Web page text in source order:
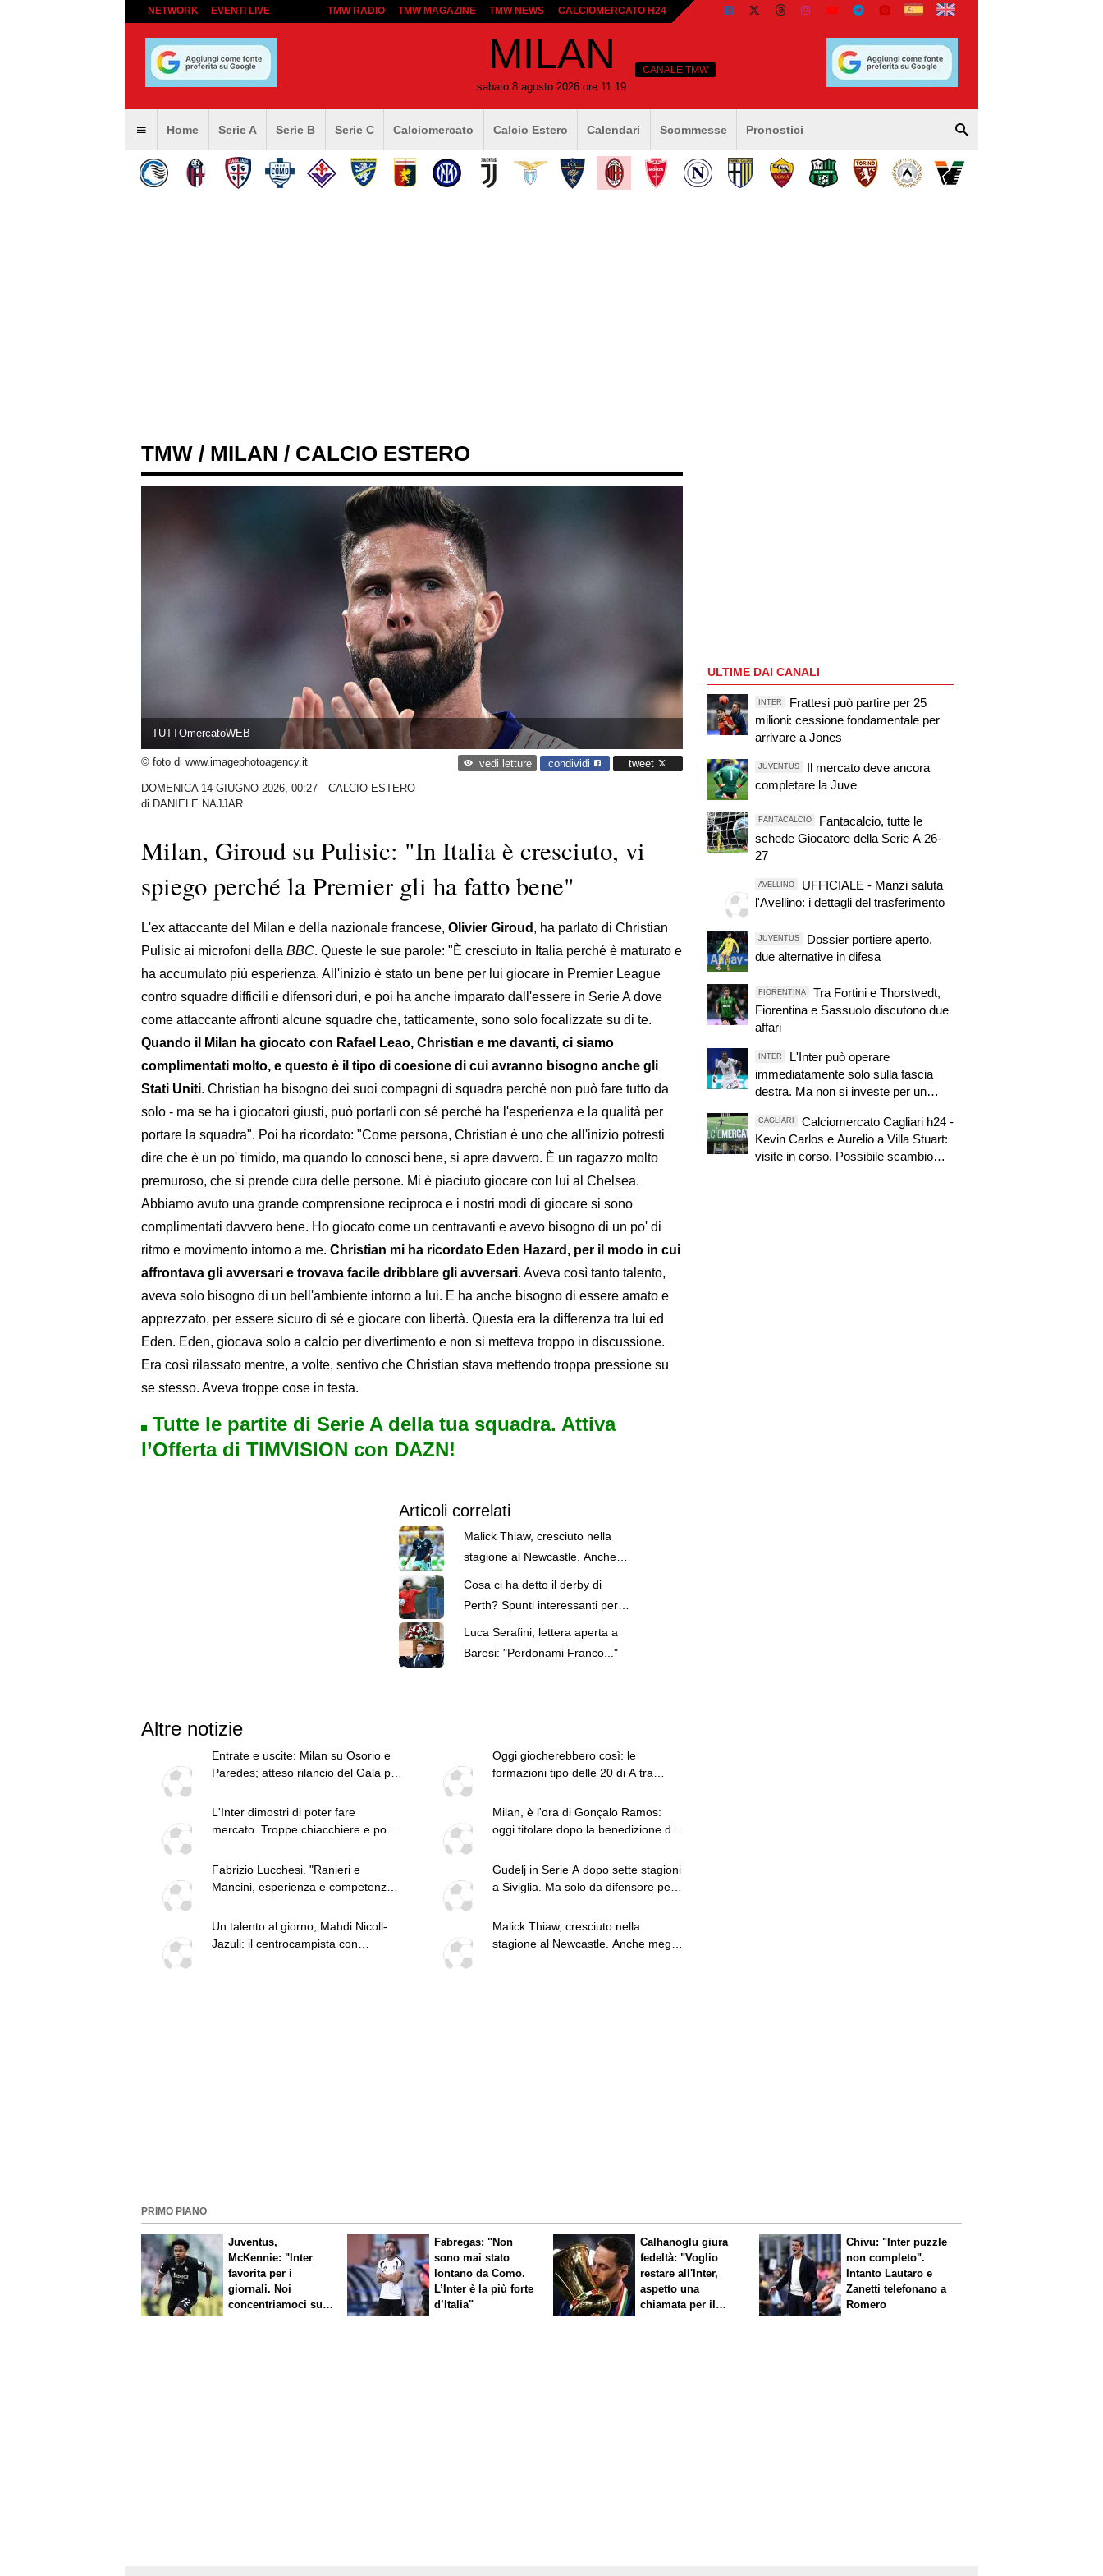
NETWORK EVENTI LIVE TMW RADIO TMW MAGAZINE TMW NEWS CALCIOMERCATO H24
MILAN
sabato 8 agosto 2026 ore 11:19
CANALE TMW
Home Serie A Serie B Serie C Calciomercato Calcio Estero Calendari Scommesse Pronostici
TMW / MILAN / CALCIO ESTERO
TUTTOmercatoWEB
© foto di www.imagephotoagency.it vedi letture condividi tweet
DOMENICA 14 GIUGNO 2026, 00:27
CALCIO ESTERO
di DANIELE NAJJAR
Milan, Giroud su Pulisic: "In Italia è cresciuto, vi
spiego perché la Premier gli ha fatto bene"
L'ex attaccante del Milan e della nazionale francese, Olivier Giroud , ha parlato di Christian
Pulisic ai microfoni della BBC. Queste le sue parole: "È cresciuto in Italia perché è maturato e
ha accumulato più esperienza. All'inizio è stato un bene per lui giocare in Premier League
contro squadre difficili e difensori duri, e poi ha anche imparato dall'essere in Serie A dove
come attaccante affronti alcune squadre che, tatticamente, sono solo focalizzate su di te.
Quando il Milan ha giocato con Rafael Leao, Christian e me davanti, ci siamo
complimentati molto, e questo è il tipo di coesione di cui avranno bisogno anche gli
Stati Uniti. Christian ha bisogno dei suoi compagni di squadra perché non può fare tutto da
solo - ma se ha i giocatori giusti, può portarli con sé perché ha l'esperienza e la qualità per
portare la squadra". Poi ha ricordato: "Come persona, Christian è uno che all'inizio potresti
dire che è un po' timido, ma quando lo conosci bene, si apre davvero. È un ragazzo molto
premuroso, che si prende cura delle persone. Mi è piaciuto giocare con lui al Chelsea.
Abbiamo avuto una grande comprensione reciproca e i nostri modi di giocare si sono
complimentati davvero bene. Ho giocato come un centravanti e avevo bisogno di un po' di
ritmo e movimento intorno a me. Christian mi ha ricordato Eden Hazard, per il modo in cui
affrontava gli avversari e trovava facile dribblare gli avversari. Aveva così tanto talento,
aveva solo bisogno di un bell'ambiente intorno a lui. E ha anche bisogno di essere amato e
apprezzato, per essere sicuro di sé e giocare con libertà. Questa era la differenza tra lui ed
Eden. Eden, giocava solo a calcio per divertimento e non si metteva troppo in discussione.
Era così rilassato mentre, a volte, sentivo che Christian stava mettendo troppa pressione su
se stesso. Aveva troppe cose in testa.
Tutte le partite di Serie A della tua squadra. Attiva
l’Offerta di TIMVISION con DAZN!
Articoli correlati
Malick Thiaw, cresciuto nella
stagione al Newcastle. Anche
Cosa ci ha detto il derby di
Perth? Spunti interessanti per
Amorim, ma c'è ancora tanto da
fare (anche sul mercato)
Luca Serafini, lettera aperta a
Baresi: "Perdonami Franco..."
Altre notizie
Entrate e uscite: Milan su Osorio e
Paredes; atteso rilancio del Gala per
Oggi giocherebbero così: le
formazioni tipo delle 20 di A tra
L'Inter dimostri di poter fare
mercato. Troppe chiacchiere e pochi
superiore a tutte le altre a
prescindere. Juve, il portiere può
Milan, è l'ora di Gonçalo Ramos:
oggi titolare dopo la benedizione di
Fabrizio Lucchesi. "Ranieri e
Mancini, esperienza e competenza
l'Inter non colmato da nessuno.
Fiorentina top. Serie B, Palermo e
Gudelj in Serie A dopo sette stagioni
a Siviglia. Ma solo da difensore per
Un talento al giorno, Mahdi Nicoll-
Jazuli: il centrocampista con
Malick Thiaw, cresciuto nella
stagione al Newcastle. Anche meglio
ULTIME DAI CANALI
INTER
Frattesi può partire per 25
milioni: cessione fondamentale per
arrivare a Jones
JUVENTUS
Il mercato deve ancora
completare la Juve
FANTACALCIO
Fantacalcio, tutte le
schede Giocatore della Serie A 26-
27
AVELLINO
UFFICIALE - Manzi saluta
l'Avellino: i dettagli del trasferimento
JUVENTUS
Dossier portiere aperto,
due alternative in difesa
FIORENTINA
Tra Fortini e Thorstvedt,
Fiorentina e Sassuolo discutono due
affari
INTER
L'Inter può operare
immediatamente solo sulla fascia
destra. Ma non si investe per un
CAGLIARI
Calciomercato Cagliari h24 -
Kevin Carlos e Aurelio a Villa Stuart:
visite in corso. Possibile scambio
PRIMO PIANO
Juventus,
McKennie: "Inter
favorita per i
giornali. Noi
concentriamoci sul
Fabregas: "Non
sono mai stato
lontano da Como.
L’Inter è la più forte
d’Italia"
Calhanoglu giura
fedeltà: "Voglio
restare all'Inter,
aspetto una
chiamata per il
Chivu: "Inter puzzle
non completo".
Intanto Lautaro e
Zanetti telefonano a
Romero